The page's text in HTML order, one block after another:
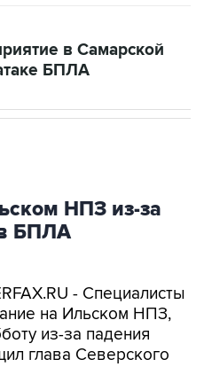
в Самарской
БПЛА
НПЗ из-за
БПЛА
- Специалисты
на Ильском НПЗ,
из-за падения
глава Северского